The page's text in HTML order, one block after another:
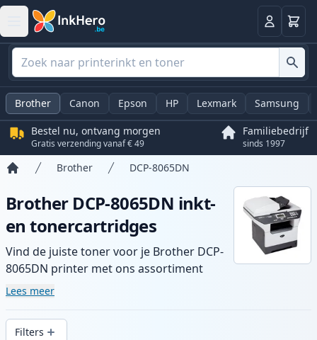
Log in
Brother Canon Epson HP Lexmark Samsung
Bestel nu, ontvang morgen
Gratis verzending vanaf € 49
Familiebedrijf
sinds 1997
Brother DCP-8065DN
Brother DCP-8065DN inkt-
en tonercartridges
Vind de juiste toner voor je Brother DCP-
8065DN printer met ons assortiment
compatibele en high-yield cartridges.
snelle levering vanuit lokale voorraad in .
Lees meer
Filters